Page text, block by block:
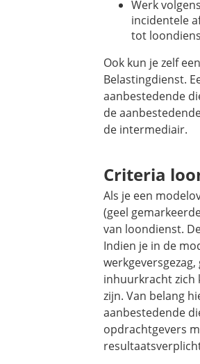
Werk
incidentele
tot
Ook kun je zelf
Belastingdienst.
aanbestedende
de
de intermediair.
Criteria
Als je een
(geel
van loondienst.
Indien je in de
inhuurkracht zich
zijn. Van belang
aanbestedende
opdrachtgevers